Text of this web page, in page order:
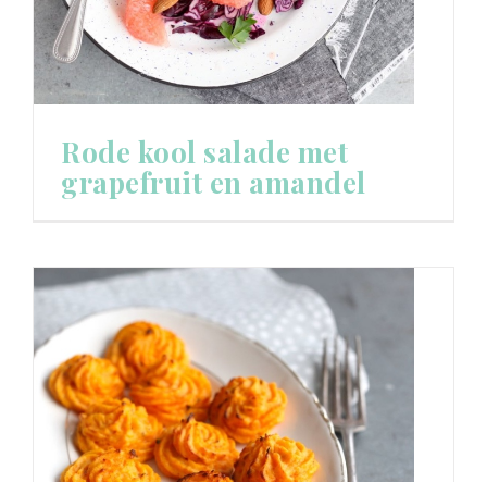
Rode kool salade met
grapefruit en amandel